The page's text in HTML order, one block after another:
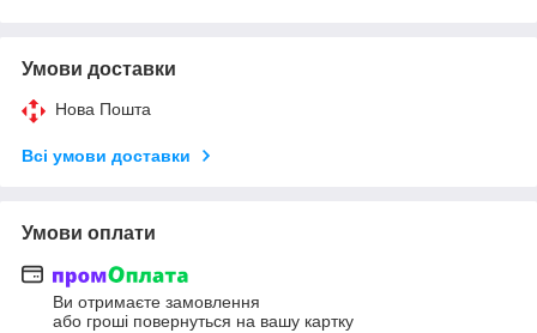
Умови доставки
Нова Пошта
Всі умови доставки
Умови оплати
Ви отримаєте замовлення
або гроші повернуться на вашу картку